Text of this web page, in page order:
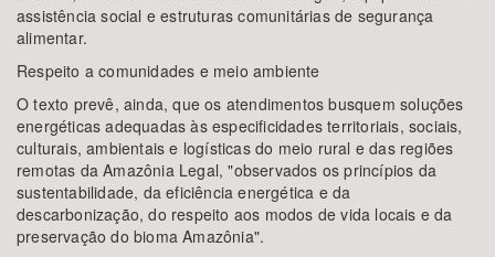
assistência social e estruturas comunitárias de segurança
alimentar.
Respeito a comunidades e meio ambiente
O texto prevê, ainda, que os atendimentos busquem soluções
energéticas adequadas às especificidades territoriais, sociais,
culturais, ambientais e logísticas do meio rural e das regiões
remotas da Amazônia Legal, "observados os princípios da
sustentabilidade, da eficiência energética e da
descarbonização, do respeito aos modos de vida locais e da
preservação do bioma Amazônia".